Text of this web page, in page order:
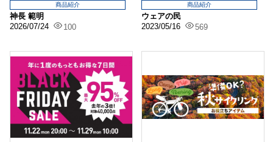
ェーン周りのメ...
神長 範明
2026/07/24
100
商品紹介
撃退アイテム！！
ウェアの民
2023/05/16
569
商品紹介